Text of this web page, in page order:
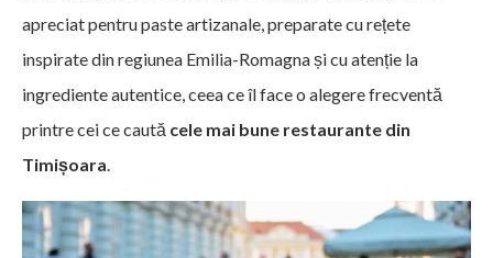
apreciat pentru paste artizanale, preparate cu rețete
inspirate din regiunea Emilia-Romagna și cu atenție la
ingrediente autentice, ceea ce îl face o alegere frecventă
printre cei ce caută cele mai bune restaurante din
Timișoara.